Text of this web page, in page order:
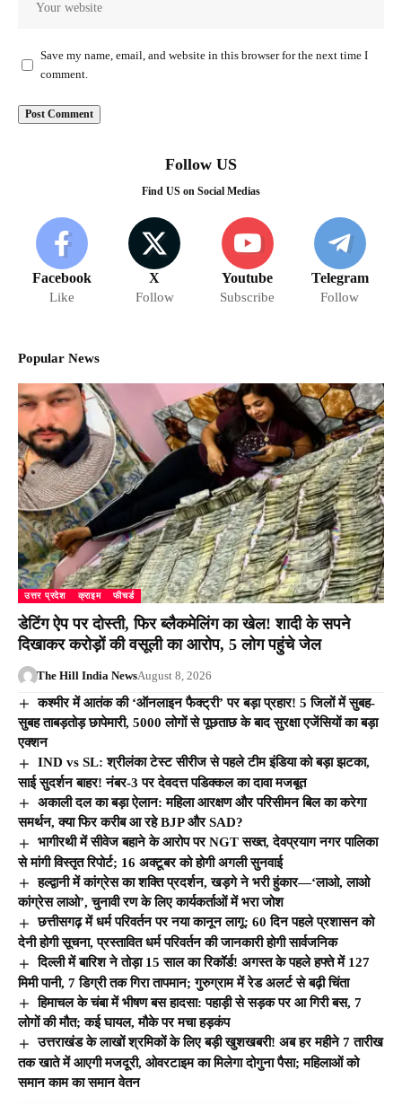
Save my name, email, and website in this browser for the next time I
comment.
Follow US
Find US on Social Medias
Facebook
Like
X
Follow
Youtube
Subscribe
Telegram
Follow
Popular News
उत्तर प्रदेश क्राइम फीचर्ड
डेटिंग ऐप पर दोस्ती, फिर ब्लैकमेलिंग का खेल! शादी के सपने
दिखाकर करोड़ों की वसूली का आरोप, 5 लोग पहुंचे जेल
The Hill India NewsAugust 8, 2026
कश्मीर में आतंक की ‘ऑनलाइन फैक्ट्री’ पर बड़ा प्रहार! 5 जिलों में सुबह-
सुबह ताबड़तोड़ छापेमारी, 5000 लोगों से पूछताछ के बाद सुरक्षा एजेंसियों का बड़ा
एक्शन
IND vs SL: श्रीलंका टेस्ट सीरीज से पहले टीम इंडिया को बड़ा झटका,
साई सुदर्शन बाहर! नंबर-3 पर देवदत्त पडिक्कल का दावा मजबूत
अकाली दल का बड़ा ऐलान: महिला आरक्षण और परिसीमन बिल का करेगा
समर्थन, क्या फिर करीब आ रहे BJP और SAD?
भागीरथी में सीवेज बहाने के आरोप पर NGT सख्त, देवप्रयाग नगर पालिका
से मांगी विस्तृत रिपोर्ट; 16 अक्टूबर को होगी अगली सुनवाई
हल्द्वानी में कांग्रेस का शक्ति प्रदर्शन, खड़गे ने भरी हुंकार—‘लाओ, लाओ
कांग्रेस लाओ’, चुनावी रण के लिए कार्यकर्ताओं में भरा जोश
छत्तीसगढ़ में धर्म परिवर्तन पर नया कानून लागू: 60 दिन पहले प्रशासन को
देनी होगी सूचना, प्रस्तावित धर्म परिवर्तन की जानकारी होगी सार्वजनिक
दिल्ली में बारिश ने तोड़ा 15 साल का रिकॉर्ड! अगस्त के पहले हफ्ते में 127
मिमी पानी, 7 डिग्री तक गिरा तापमान; गुरुग्राम में रेड अलर्ट से बढ़ी चिंता
हिमाचल के चंबा में भीषण बस हादसा: पहाड़ी से सड़क पर आ गिरी बस, 7
लोगों की मौत; कई घायल, मौके पर मचा हड़कंप
उत्तराखंड के लाखों श्रमिकों के लिए बड़ी खुशखबरी! अब हर महीने 7 तारीख
तक खाते में आएगी मजदूरी, ओवरटाइम का मिलेगा दोगुना पैसा; महिलाओं को
समान काम का समान वेतन